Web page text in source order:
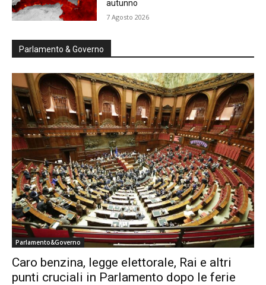
autunno
7 Agosto 2026
Parlamento & Governo
Parlamento&Governo
Caro benzina, legge elettorale, Rai e altri
punti cruciali in Parlamento dopo le ferie